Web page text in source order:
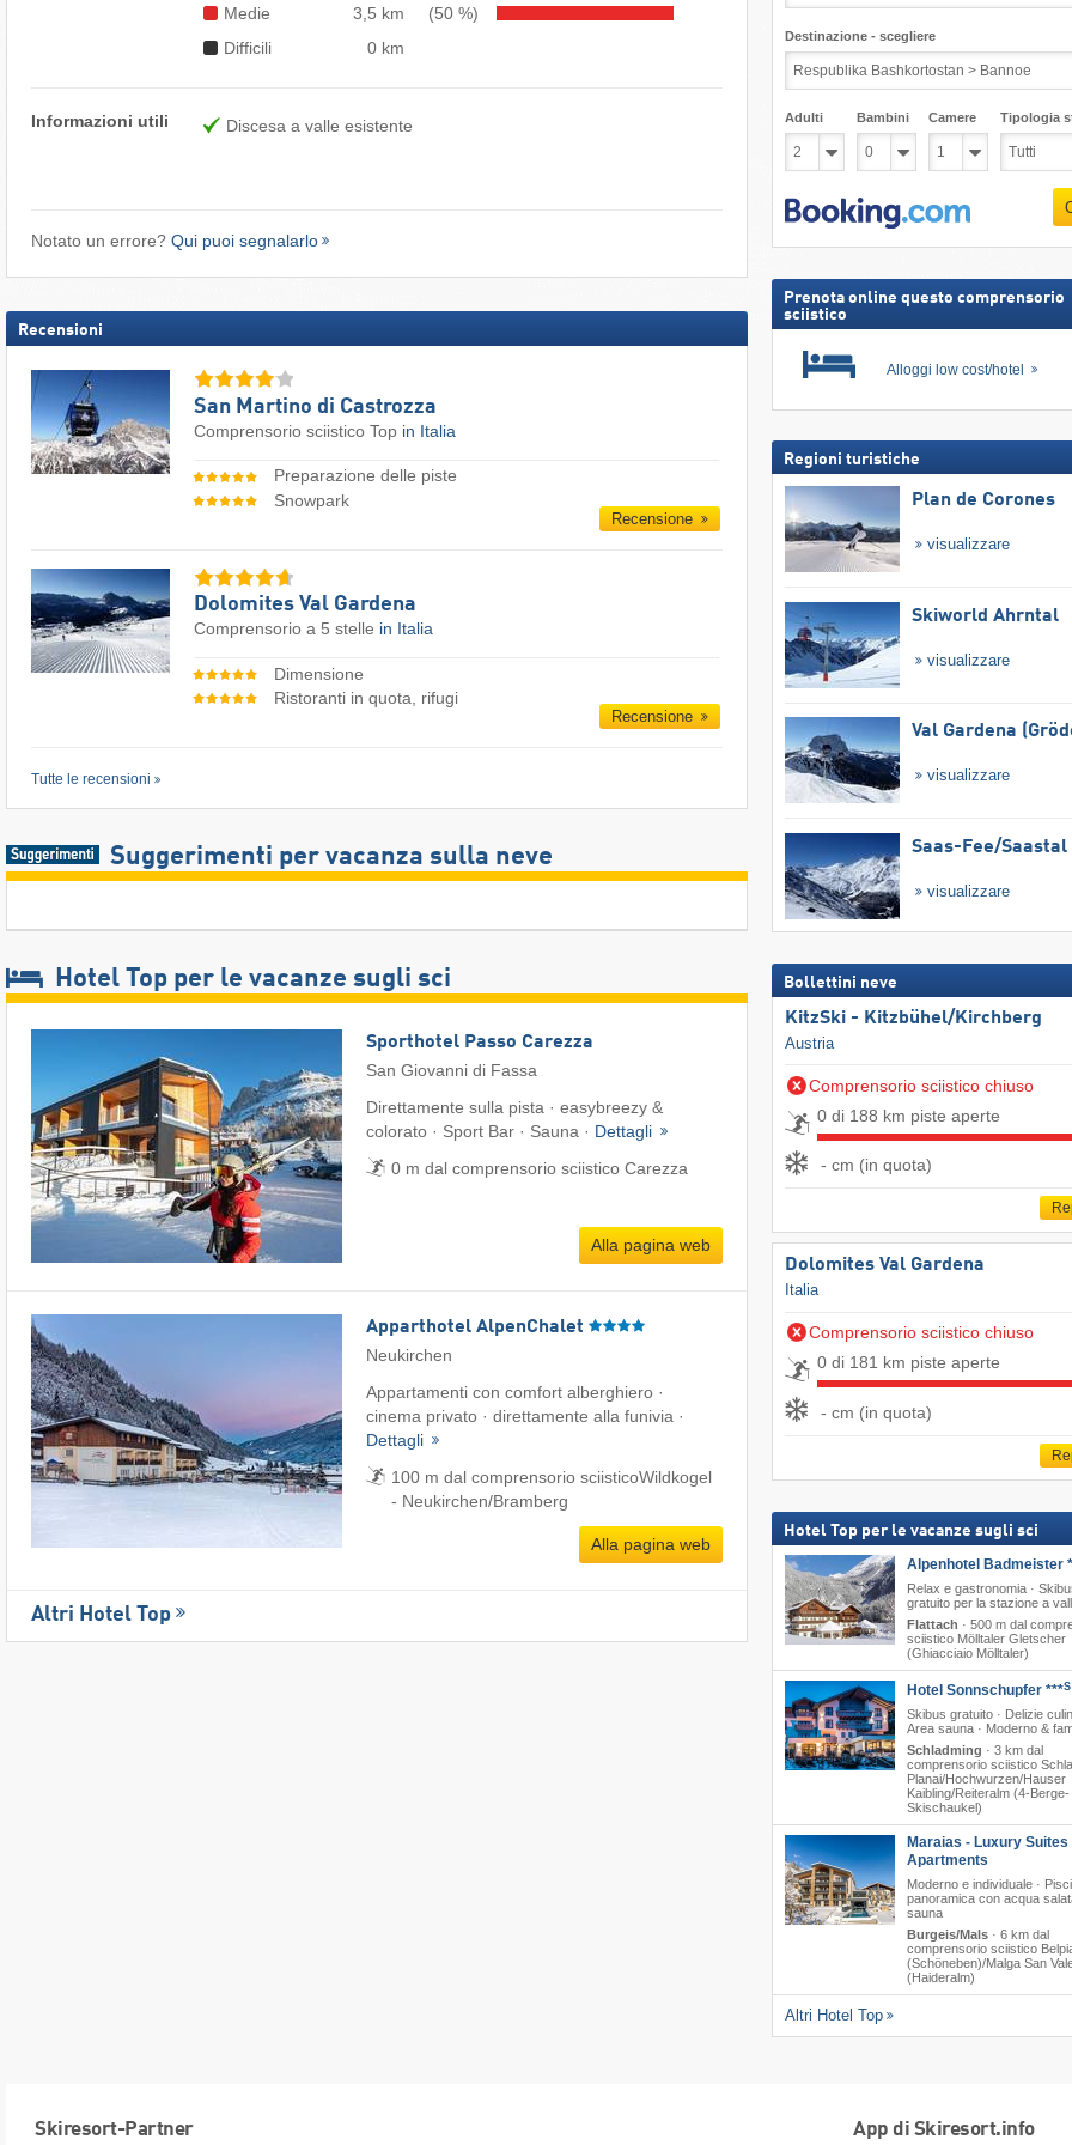
Medie
3,5 km
(50 %)
Difficili
0 km
Informazioni utili Discesa a valle esistente
Notato un errore? Qui puoi segnalarlo
Recensioni
San Martino di Castrozza
Comprensorio sciistico Top in Italia
Preparazione delle piste
Snowpark
Recensione
Dolomites Val Gardena
Comprensorio a 5 stelle in Italia
Dimensione
Ristoranti in quota, rifugi
Recensione
Tutte le recensioni
Suggerimenti per vacanza sulla neve
Hotel Top per le vacanze sugli sci
Sporthotel Passo Carezza
San Giovanni di Fassa
Direttamente sulla pista · easybreezy &
colorato · Sport Bar · Sauna · Dettagli
0 m dal comprensorio sciistico Carezza
Alla pagina web
Apparthotel AlpenChalet
Neukirchen
Appartamenti con comfort alberghiero ·
cinema privato · direttamente alla funivia ·
Dettagli
100 m dal comprensorio sciisticoWildkogel
- Neukirchen/​Bramberg
Alla pagina web
Altri Hotel Top
Destinazione - scegliere
Adulti Bambini Camere Tipologia
Prenota online questo comprensorio
sciistico
Alloggi low cost/hotel
Regioni turistiche
Plan de Corones
visualizzare
Skiworld Ahrntal
visualizzare
Val Gardena
visualizzare
Saas-Fee/​Saastal
visualizzare
Bollettini neve
KitzSki - Kitzbühel/​Kirchberg
Austria
Comprensorio sciistico chiuso
0 di 188 km piste aperte
- cm (in quota)
Dolomites Val Gardena
Italia
Comprensorio sciistico chiuso
0 di 181 km piste aperte
- cm (in quota)
Hotel Top per le vacanze sugli sci
Alpenhotel Badmeister
Relax e gastronomia ·
gratuito per la stazione a
Flattach · 500 m dal
sciistico Mölltaler Gletscher
(Ghiacciaio Mölltaler)
Hotel Sonnschupfer ***S
Skibus gratuito · Delizie
Area sauna · Moderno &
Schladming · 3 km dal
comprensorio sciistico
Planai/​Hochwurzen/​Hauser
Kaibling/​Reiteralm (4-Berge-
Skischaukel)
Maraias - Luxury Suites
Apartments
Moderno e individuale ·
panoramica con acqua
sauna
Burgeis/Mals· 6 km dal
comprensorio sciistico
(Schöneben)/​Malga San
(Haideralm)
Altri Hotel Top
Skiresort-Partner App di Skiresort.info